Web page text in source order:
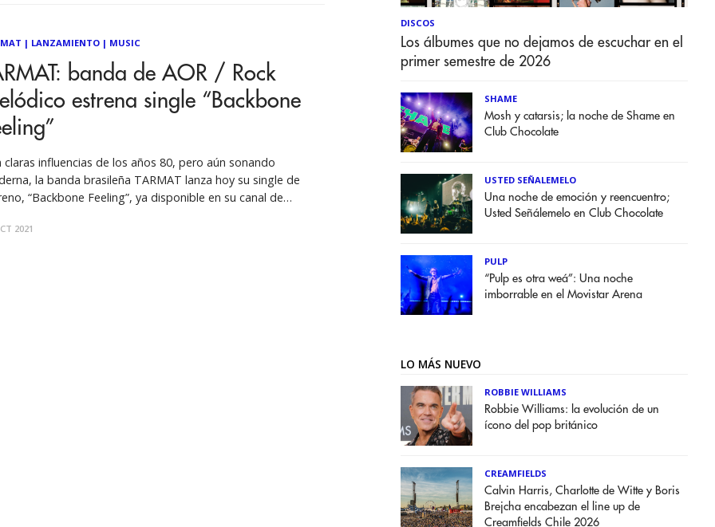
| LANZAMIENTO| MUSIC
banda de AOR / Rock
estrena single “Backbone
claras influencias de los años 80, pero aún sonando
la banda brasileña TARMAT lanza hoy su single de
“Backbone Feeling”, ya disponible en su canal de
de estreno "Out of the Blue”, a lanzarse el
2021
DISCOS
Los álbumes que no dejamos de escuchar en el
primer semestre de 2026
SHAME
Mosh y catarsis; la noche de Shame en
Club Chocolate
USTED SEÑALEMELO
Una noche de emoción y reencuentro;
Usted Señálemelo en Club Chocolate
PULP
“Pulp es otra weá”: Una noche
imborrable en el Movistar Arena
LO MÁS NUEVO
ROBBIE WILLIAMS
Robbie Williams: la evolución de un
ícono del pop británico
CREAMFIELDS
Calvin Harris, Charlotte de Witte y Boris
Brejcha encabezan el line up de
Creamfields Chile 2026